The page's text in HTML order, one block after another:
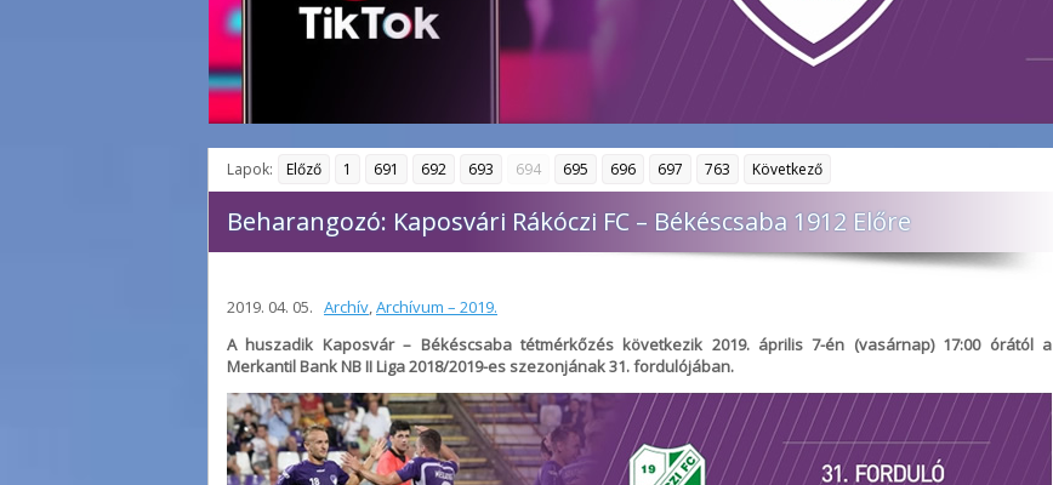
Lapok: Előző 1 691 692 693 694 695 696 697 763 Következő
Beharangozó: Kaposvári Rákóczi FC – Békéscsaba 1912 Előre
2019. 04. 05. Archív,Archívum – 2019.
A huszadik Kaposvár – Békéscsaba tétmérkőzés következik 2019. április 7-én (vasárnap) 17:00 órától a
Merkantil Bank NB II Liga 2018/2019-es szezonjának 31. fordulójában.